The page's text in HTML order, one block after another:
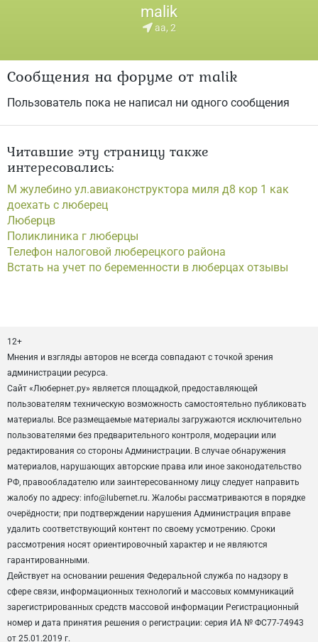
malik
aa, 2
Сообщения на форуме от malik
Пользователь пока не написал ни одного сообщения
Читавшие эту страницу также
интересовались:
М жулебино ул.авиаконструктора миля д8 кор 1 как
доехать с люберец
Люберцв
Поликлиника г люберцы
Телефон налоговой люберецкого района
Встать на учет по беременности в люберцах отзывы
12+
Мнения и взгляды авторов не всегда совпадают с точкой зрения
администрации ресурса.
Сайт «Любернет.ру» является площадкой, предоставляющей
пользователям техническую возможность самостоятельно публиковать
материалы. Все размещаемые материалы загружаются исключительно
пользователями без предварительного контроля, модерации или
редактирования со стороны Администрации. В случае обнаружения
материалов, нарушающих авторские права или иное законодательство
РФ, правообладателю или заинтересованному лицу следует направить
жалобу по адресу: info@lubernet.ru. Жалобы рассматриваются в порядке
очерёдности; при подтверждении нарушения Администрация вправе
удалить соответствующий контент по своему усмотрению. Сроки
рассмотрения носят ориентировочный характер и не являются
гарантированными.
Действует на основании решения Федеральной служба по надзору в
сфере связи, информационных технологий и массовых коммуникаций
зарегистрированных средств массовой информации Регистрационный
номер и дата принятия решения о регистрации: серия ИА № ФС77-74943
от 25.01.2019 г.